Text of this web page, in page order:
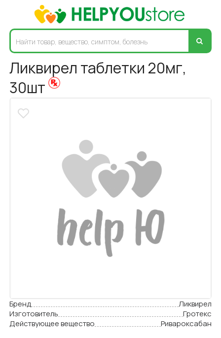
Ликвирел таблетки 20мг,
30шт
Бренд
Ликвирел
Изготовитель
Гротекс
Действующее вещество
Ривароксабан